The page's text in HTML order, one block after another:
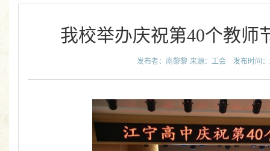
我校举办庆祝第40个教师
发布者：南黎黎 来源：工会 发布时间